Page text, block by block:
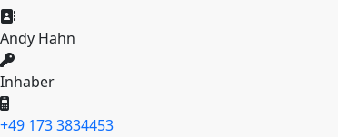
Andy Hahn
Inhaber
+49 173 3834453